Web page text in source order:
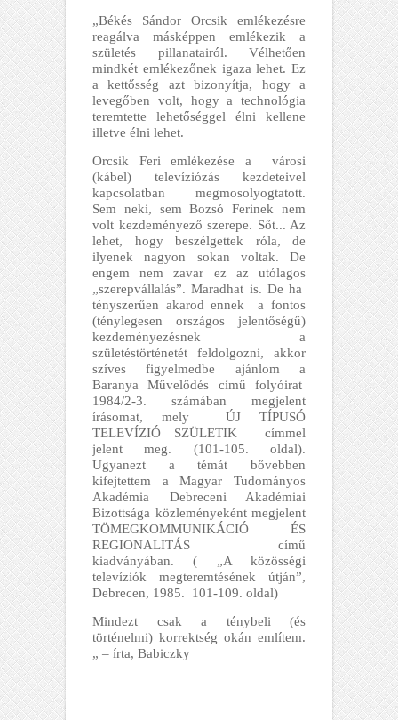
„Békés Sándor Orcsik emlékezésre
reagálva másképpen emlékezik a
születés pillanatairól. Vélhetően
mindkét emlékezőnek igaza lehet. Ez
a kettősség azt bizonyítja, hogy a
levegőben volt, hogy a technológia
teremtette lehetőséggel élni kellene
illetve élni lehet.
Orcsik Feri emlékezése a városi
(kábel) televíziózás kezdeteivel
kapcsolatban megmosolyogtatott.
Sem neki, sem Bozsó Ferinek nem
volt kezdeményező szerepe. Sőt... Az
lehet, hogy beszélgettek róla, de
ilyenek nagyon sokan voltak. De
engem nem zavar ez az utólagos
„szerepvállalás”. Maradhat is. De ha
tényszerűen akarod ennek a fontos
(ténylegesen országos jelentőségű)
kezdeményezésnek a
születéstörténetét feldolgozni, akkor
szíves figyelmedbe ajánlom a
Baranya Művelődés című folyóirat
1984/2-3. számában megjelent
írásomat, mely ÚJ TÍPUSÓ
TELEVÍZIÓ SZÜLETIK címmel
jelent meg. (101-105. oldal).
Ugyanezt a témát bővebben
kifejtettem a Magyar Tudományos
Akadémia Debreceni Akadémiai
Bizottsága közleményeként megjelent
TÖMEGKOMMUNIKÁCIÓ ÉS
REGIONALITÁS című
kiadványában. ( „A közösségi
televíziók megteremtésének útján”,
Debrecen, 1985. 101-109. oldal)
Mindezt csak a ténybeli (és
történelmi) korrektség okán említem.
„ – írta, Babiczky